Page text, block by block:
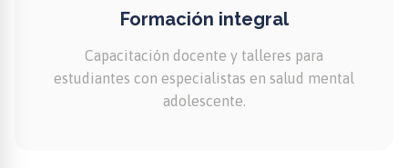
Formación integral
Capacitación docente y talleres para
estudiantes con especialistas en salud mental
adolescente.